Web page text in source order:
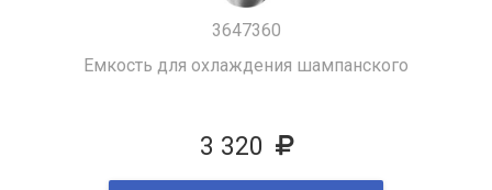
3647360
Емкость для охлаждения шампанского
3 320